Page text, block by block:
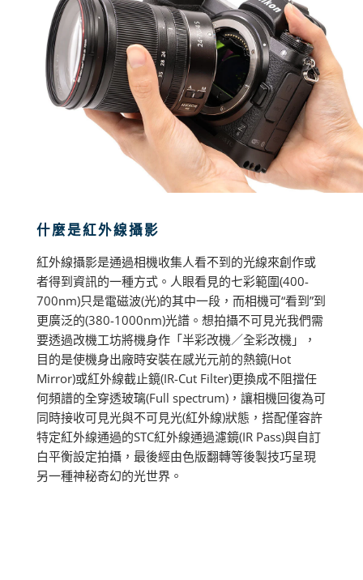
什麼是紅外線攝影
紅外線攝影是通過相機收集人看不到的光線來創作或
者得到資訊的一種方式。人眼看見的七彩範圍(400-
700nm)只是電磁波(光)的其中一段，而相機可“看到”到
更廣泛的(380-1000nm)光譜。想拍攝不可見光我們需
要透過改機工坊將機身作「半彩改機／全彩改機」，
目的是使機身出廠時安裝在感光元前的熱鏡(Hot
Mirror)或紅外線截止鏡(IR-Cut Filter)更換成不阻擋任
何頻譜的全穿透玻璃(Full spectrum)，讓相機回復為可
同時接收可見光與不可見光(紅外線)狀態，搭配僅容許
特定紅外線通過的STC紅外線通過濾鏡(IR Pass)與自訂
白平衡設定拍攝，最後經由色版翻轉等後製技巧呈現
另一種神秘奇幻的光世界。